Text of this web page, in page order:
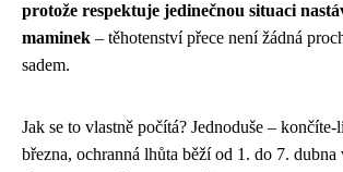
protože respektuje jedinečnou situaci
maminek – těhotenství přece není žádná
sadem.
Jak se to vlastně počítá? Jednoduše –
března, ochranná lhůta běží od 1. do 7. dubna